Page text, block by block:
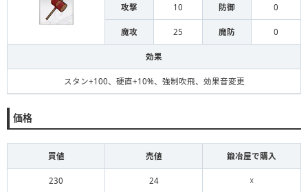
攻撃 10 防御 0
魔攻 25 魔防 0
効果
スタン+100、硬直+10%、強制吹飛、効果音変更
価格
買値 売値 鍛冶屋で購入
230 24 ☓